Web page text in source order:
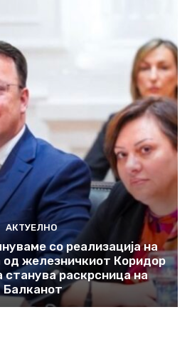
АКТУЕЛНО
со реализација на
од железничкиот Коридор
станува раскрсница на
Балканот